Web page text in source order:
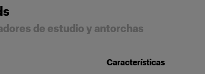
de estudio y antorchas
Características